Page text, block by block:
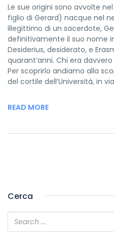
Le sue origini sono avvolte
figlio di Gerard) nacque nel
illegittimo di un sacerdote,
definitivamente il suo nome
Desiderius, desiderato, e
quarant’anni. Chi era
Per scoprirlo andiamo alla
del cortile dell’Università, in via
READ MORE
Cerca